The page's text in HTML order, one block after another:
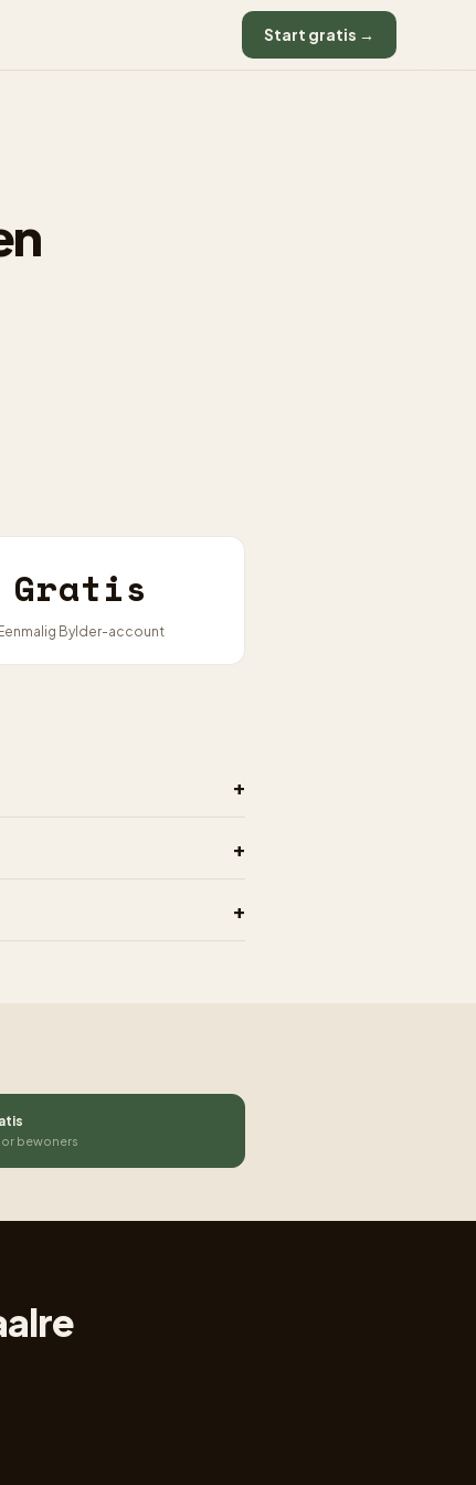
Start gratis →
Gratis
Eenmalig Bylder-account
+
+
+
bewoners